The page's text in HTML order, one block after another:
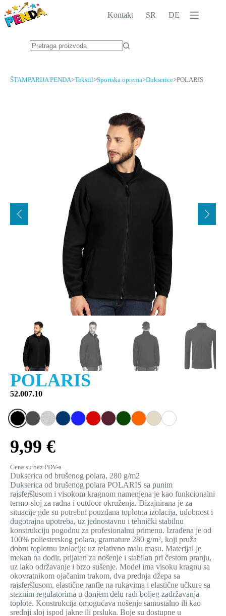
to
content
Kontakt SR DE
ŠTAMPARIJA PENDA>Tekstil>Sportska oprema>Dukserice>POLARIS
POLARIS
52.007.10
9,99 €
Cene su bez PDV-a
Dukserica od brušenog polara, 280 g/m2
Dukserica od brušenog polara POLARIS sa punim
rajsferšlusom i visokom kragnom namenjena je kao funkcionalni
termo-sloj za radna i outdoor okruženja. Dizajnirana je za
situacije gde su potrebni pouzdana toplotna izolacija, udobnost i
dugotrajna upotreba, uz jednostavnu i tehnički stabilnu
konstrukciju pogodnu za profesionalnu primenu. Izrađena je od
100% poliesterskog polara, gramature 280 g/m², koji pruža
dobru toplotnu izolaciju uz relativno malu masu. Materijal je
mekan na dodir, prijatan za nošenje i stabilan pri čestom pranju,
uz lako održavanje i brzo sušenje. Model ima visoku kragnu sa
okovratnikom ojačanim trakom, dva prednja džepa sa
rajsferšlusom, elastične ranfle na rukavima i elastične učkure sa
steznim regulatorima u donjem delu radi boljeg zadržavanja
toplote. Konstrukcija omogućava nošenje samostalno ili kao
srednji sloj ispod jakne ili prsluka. Boje su dostupne u